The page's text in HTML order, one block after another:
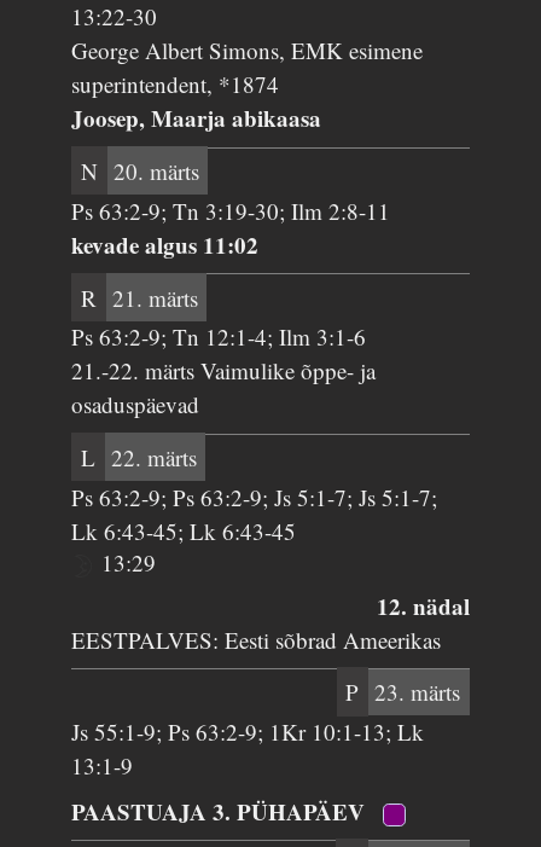
13:22-30
George Albert Simons, EMK esimene
superintendent, *1874
Joosep, Maarja abikaasa
N 20. märts
Ps 63:2-9; Tn 3:19-30; Ilm 2:8-11
kevade algus 11:02
R 21. märts
Ps 63:2-9; Tn 12:1-4; Ilm 3:1-6
21.-22. märts Vaimulike õppe- ja
osaduspäevad
L 22. märts
Ps 63:2-9; Ps 63:2-9; Js 5:1-7; Js 5:1-7;
Lk 6:43-45; Lk 6:43-45
13:29
12. nädal
EESTPALVES: Eesti sõbrad Ameerikas
P 23. märts
Js 55:1-9; Ps 63:2-9; 1Kr 10:1-13; Lk
13:1-9
PAASTUAJA 3. PÜHAPÄEV